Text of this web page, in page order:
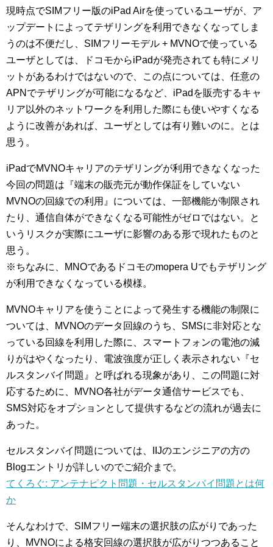
現時点でSIMフリー版のiPad Airを使っているユーザが、ア
ップデートによってテザリングを利用できなくなってしま
うのは不便だし、SIMフリーモデル + MVNOで使っている
ユーザとしては、ドコモからiPadが発売されても特にメリ
ットがあるわけではないので、この点については、任意の
APNでテザリングが可能になるなど、iPadを販売するキャ
リア以外のネットワークを利用した際にも使いやすくなる
ように改善があれば、ユーザとしては有り難いのに。とは
思う。
iPadでMVNOキャリアのテザリングが利用できなくなった
今回の問題は『端末の販売元が動作保証をしていない
MVNOの回線での利用』については、一部機能が制限され
たり、通信自体ができなくなる可能性がゼロではない。と
いうリスクが実際にユーザに影響のある形で現れたものと
思う。
※ちなみに、MNOであるドコモのmopera Uでもテザリング
が利用できなくなっている模様。
MVNOキャリアを使うことによって発生する機能の制限に
ついては、MVNOのデータ回線のうち、SMSに非対応とな
っている回線を利用した際に、スマートフォンの電池の減
りがはやくなったり、電波強度が正しく表示されない『セ
ルスタンバイ問題』と呼ばれる現象があり、この問題に対
応するために、MVNO各社がデータ通信サービスでも、
SMS対応をオプションとして提供するなどの流れが過去に
あった。
セルスタンバイ問題については、IIJのエンジニアの方の
Blogエントリが詳しいのでご紹介まで。
てくろぐ: アンテナピクト問題・セルスタンバイ問題とは何
か
そんなわけで、SIMフリー端末の選択肢の広がりであった
り、MVNOによる格安回線の選択肢が広がりつつあること